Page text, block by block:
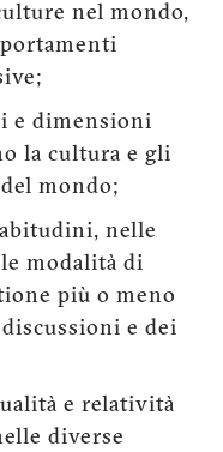
nel mondo,
e dimensioni
la cultura e gli
mondo;
nelle
modalità di
più o meno
e dei
e relatività
diverse